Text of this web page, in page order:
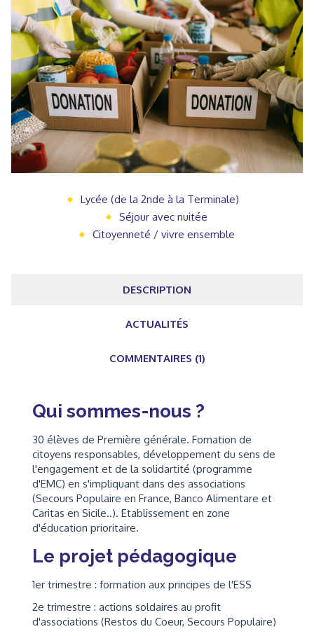
Lycée (de la 2nde à la Terminale)
Séjour avec nuitée
Citoyenneté / vivre ensemble
DESCRIPTION
ACTUALITÉS
COMMENTAIRES (1)
Qui sommes-nous ?
30 élèves de Première générale. Fomation de
citoyens responsables, développement du sens de
l'engagement et de la solidartité (programme
d'EMC) en s'impliquant dans des associations
(Secours Populaire en France, Banco Alimentare et
Caritas en Sicile..). Etablissement en zone
d'éducation prioritaire.
Le projet pédagogique
1er trimestre : formation aux principes de l'ESS
2e trimestre : actions soldaires au profit
d'associations (Restos du Coeur, Secours Populaire)